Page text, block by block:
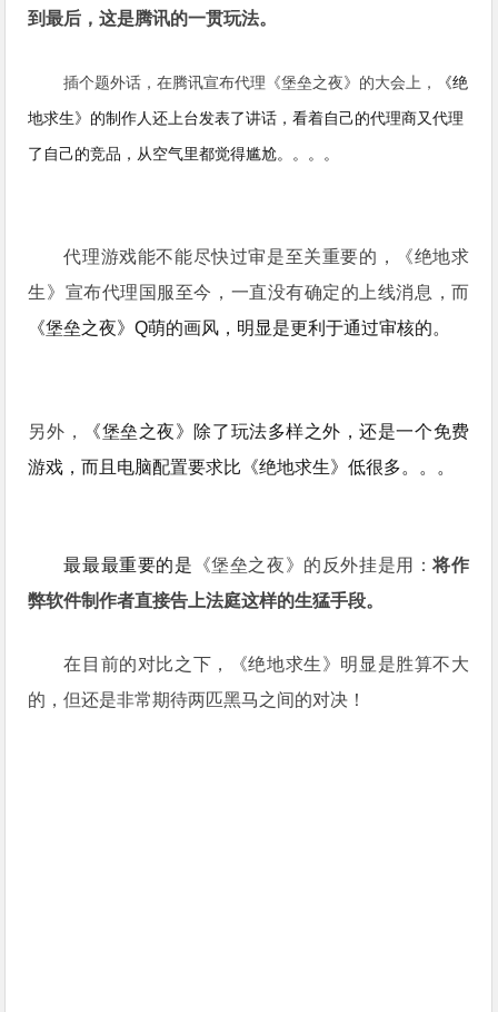
到最后，这是腾讯的一贯玩法。
插个题外话，在腾讯宣布代理《堡垒之夜》的大会上，
《绝
地求生》的制作人还上台发表了讲话，看着自己的代理商又代理
了自己的竞品，从空气里都觉得尴尬。。。。
代理游戏能不能尽快过审是至关重要的，《绝地求
生》宣布代理国服至今，一直没有确定的上线消息，而
《堡垒之夜》Q萌的画风，明显是更利于通过审核的。
另外，
《堡垒之夜》除了玩法多样之外，还是一个免费
游戏，而且电脑配置要求比《绝地求生》低很多。。。
最最最重要的是 《堡垒之夜》的反外挂是用：将作
弊软件制作者直接告上法庭这样的生猛手段。
在目前的对比之下，《绝地求生》明显是胜算不大
的，但还是非常期待两匹黑马之间的对决！